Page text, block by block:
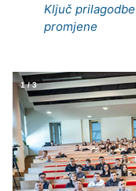
Ključ
promjene
1/3